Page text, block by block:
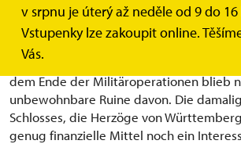
v srpnu je úterý až neděle od 9 do
Vstupenky lze zakoupit online.
Vás.
Auf das Aussehen der Sternberger Burg
Ereignisse des Dreißigjährigen Krieges
aus. Sie diente als Getreidespeicher und
dem Ende der Militäroperationen blieb
unbewohnbare Ruine davon. Die
Schlosses, die Herzöge von
genug finanzielle Mittel noch ein